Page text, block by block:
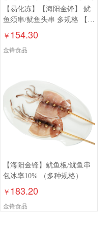
【易化冻】【海阳金锋】 鱿
鱼须串/鱿鱼头串 多规格 【高
温易化冻，介意勿拍】
￥ 154.30
金锋食品
【海阳金锋】鱿鱼板/鱿鱼串
包冰率10% （多种规格）
￥ 183.20
金锋食品